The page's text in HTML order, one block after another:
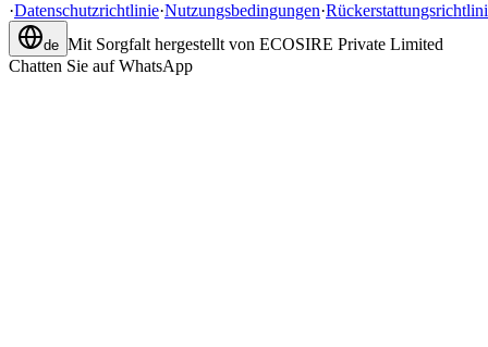
·Datenschutzrichtlinie·Nutzungsbedingungen·
de Mit Sorgfalt hergestellt von ECOSIRE Private Limited
Chatten Sie auf WhatsApp